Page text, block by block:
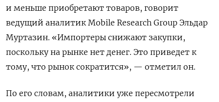
и меньше приобретают товаров, говорит
ведущий аналитик Mobile Research Group Эльдар
Муртазин. «Импортеры снижают закупки,
поскольку на рынке нет денег. Это приведет к
тому, что рынок сократится», — отметил он.
По его словам, аналитики уже пересмотрели